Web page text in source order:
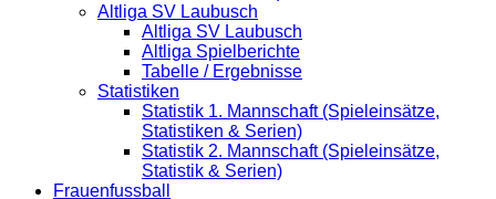
Altliga SV Laubusch
Altliga SV Laubusch
Altliga Spielberichte
Tabelle / Ergebnisse
Statistiken
Statistik 1. Mannschaft (Spieleinsätze,
Statistiken & Serien)
Statistik 2. Mannschaft (Spieleinsätze,
Statistik & Serien)
Frauenfussball